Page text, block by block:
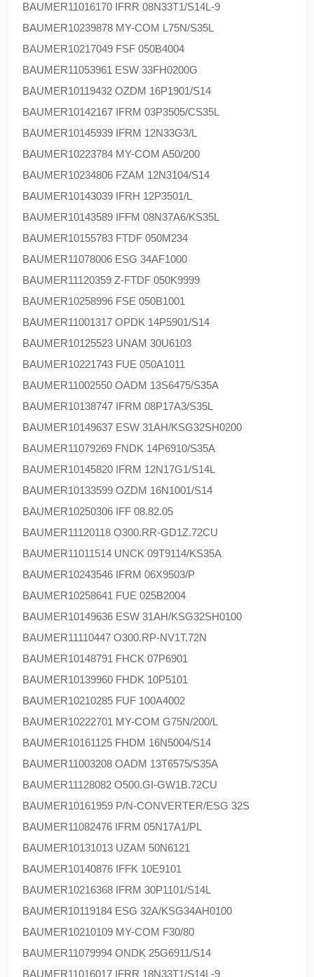
BAUMER11016170 IFRR 08N33T1/S14L-9
BAUMER10239878 MY-COM L75N/S35L
BAUMER10217049 FSF 050B4004
BAUMER11053961 ESW 33FH0200G
BAUMER10119432 OZDM 16P1901/S14
BAUMER10142167 IFRM 03P3505/CS35L
BAUMER10145939 IFRM 12N33G3/L
BAUMER10223784 MY-COM A50/200
BAUMER10234806 FZAM 12N3104/S14
BAUMER10143039 IFRH 12P3501/L
BAUMER10143589 IFFM 08N37A6/KS35L
BAUMER10155783 FTDF 050M234
BAUMER11078006 ESG 34AF1000
BAUMER11120359 Z-FTDF 050K9999
BAUMER10258996 FSE 050B1001
BAUMER11001317 OPDK 14P5901/S14
BAUMER10125523 UNAM 30U6103
BAUMER10221743 FUE 050A1011
BAUMER11002550 OADM 13S6475/S35A
BAUMER10138747 IFRM 08P17A3/S35L
BAUMER10149637 ESW 31AH/KSG32SH0200
BAUMER11079269 FNDK 14P6910/S35A
BAUMER10145820 IFRM 12N17G1/S14L
BAUMER10133599 OZDM 16N1001/S14
BAUMER10250306 IFF 08.82.05
BAUMER11120118 O300.RR-GD1Z.72CU
BAUMER11011514 UNCK 09T9114/KS35A
BAUMER10243546 IFRM 06X9503/P
BAUMER10258641 FUE 025B2004
BAUMER10149636 ESW 31AH/KSG32SH0100
BAUMER11110447 O300.RP-NV1T.72N
BAUMER10148791 FHCK 07P6901
BAUMER10139960 FHDK 10P5101
BAUMER10210285 FUF 100A4002
BAUMER10222701 MY-COM G75N/200/L
BAUMER10161125 FHDM 16N5004/S14
BAUMER11003208 OADM 13T6575/S35A
BAUMER11128082 O500.GI-GW1B.72CU
BAUMER10161959 P/N-CONVERTER/ESG 32S
BAUMER11082476 IFRM 05N17A1/PL
BAUMER10131013 UZAM 50N6121
BAUMER10140876 IFFK 10E9101
BAUMER10216368 IFRM 30P1101/S14L
BAUMER10119184 ESG 32A/KSG34AH0100
BAUMER10210109 MY-COM F30/80
BAUMER11079994 ONDK 25G6911/S14
BAUMER11016017 IFRR 18N33T1/S14L-9